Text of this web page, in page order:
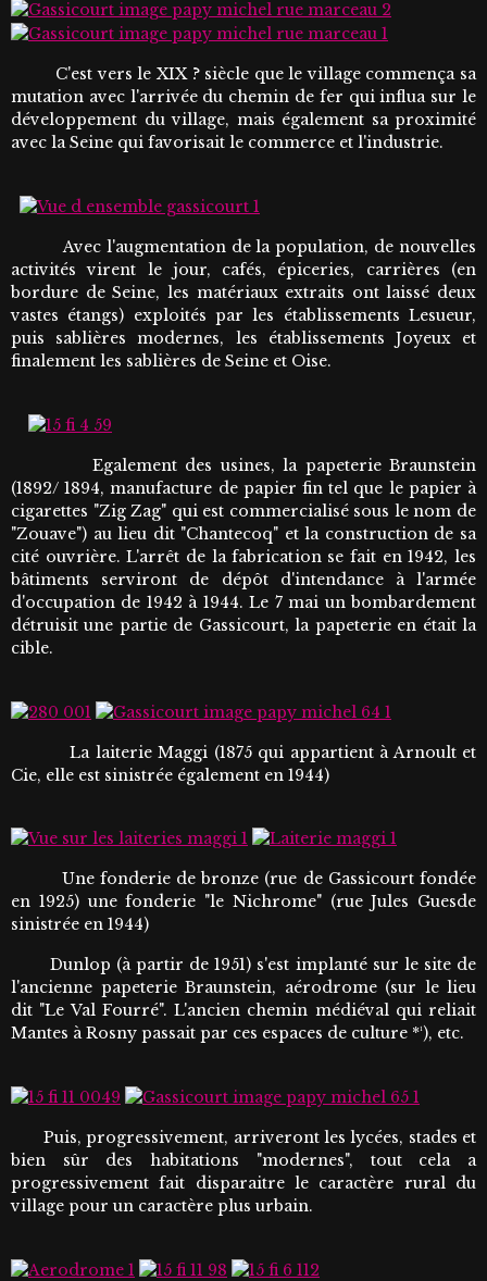
C'est vers le XIX ? siècle que le village commença sa
mutation avec l'arrivée du chemin de fer qui influa sur le
développement du village, mais également sa proximité
avec la Seine qui favorisait le commerce et l'industrie.
Avec l'augmentation de la population, de nouvelles
activités virent le jour, cafés, épiceries, carrières (en
bordure de Seine, les matériaux extraits ont laissé deux
vastes étangs) exploités par les établissements Lesueur,
puis sablières modernes, les établissements Joyeux et
finalement les sablières de Seine et Oise.
Egalement des usines, la papeterie Braunstein
(1892/ 1894, manufacture de papier fin tel que le papier à
cigarettes "Zig Zag" qui est commercialisé sous le nom de
"Zouave") au lieu dit "Chantecoq" et la construction de sa
cité ouvrière. L'arrêt de la fabrication se fait en 1942, les
bâtiments serviront de dépôt d'intendance à l'armée
d'occupation de 1942 à 1944. Le 7 mai un bombardement
détruisit une partie de Gassicourt, la papeterie en était la
cible.
La laiterie Maggi (1875 qui appartient à Arnoult et
Cie, elle est sinistrée également en 1944)
Une fonderie de bronze (rue de Gassicourt fondée
en 1925) une fonderie "le Nichrome" (rue Jules Guesde
sinistrée en 1944)
Dunlop (à partir de 1951) s'est implanté sur le site de
l'ancienne papeterie Braunstein, aérodrome (sur le lieu
dit "Le Val Fourré". L'ancien chemin médiéval qui reliait
Mantes à Rosny passait par ces espaces de culture *¹), etc.
Puis, progressivement, arriveront les lycées, stades et
bien sûr des habitations "modernes", tout cela a
progressivement fait disparaitre le caractère rural du
village pour un caractère plus urbain.